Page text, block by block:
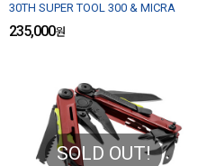
30TH SUPER TOOL 300 & MICRA
235,000원
SOLD OUT!